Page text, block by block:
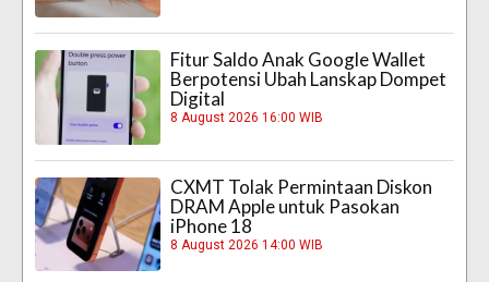
Fitur Saldo Anak Google Wallet
Berpotensi Ubah Lanskap Dompet
Digital
8 August 2026 16:00 WIB
CXMT Tolak Permintaan Diskon
DRAM Apple untuk Pasokan
iPhone 18
8 August 2026 14:00 WIB